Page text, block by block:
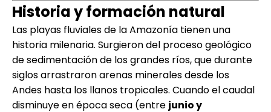
Historia y formación natural
Las playas fluviales de la Amazonía tienen una
historia milenaria. Surgieron del proceso geológico
de sedimentación de los grandes ríos, que durante
siglos arrastraron arenas minerales desde los
Andes hasta los llanos tropicales. Cuando el caudal
disminuye en época seca (entre junio y